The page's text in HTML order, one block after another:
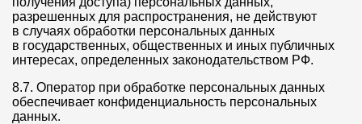
разрешенных для распространения, не действуют
в случаях обработки персональных данных
в государственных, общественных и иных публичных
интересах, определенных законодательством РФ.
8.7. Оператор при обработке персональных данных
обеспечивает конфиденциальность персональных
данных.